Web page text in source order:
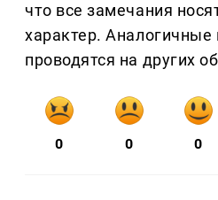
что все замечания
характер. Аналогичные
проводятся на других
0 0 0